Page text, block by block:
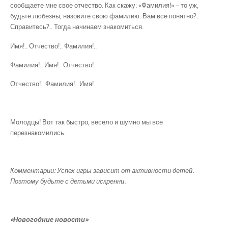
сообщаете мне свое отчество. Как скажу: «Фамилия!» – то уж,
будьте любезны, назовите свою фамилию. Вам все понятно?..
Справитесь?.. Тогда начинаем знакомиться.
Имя!.. Отчество!.. Фамилия!..
Фамилия!.. Имя!.. Отчество!..
Отчество!.. Фамилия!.. Имя!..
Молодцы! Вот так быстро, весело и шумно мы все
перезнакомились.
Комментарии: Успех игры зависит от активности детей.
Поэтому будьте с детьми искренни.
«Новогодние новости»